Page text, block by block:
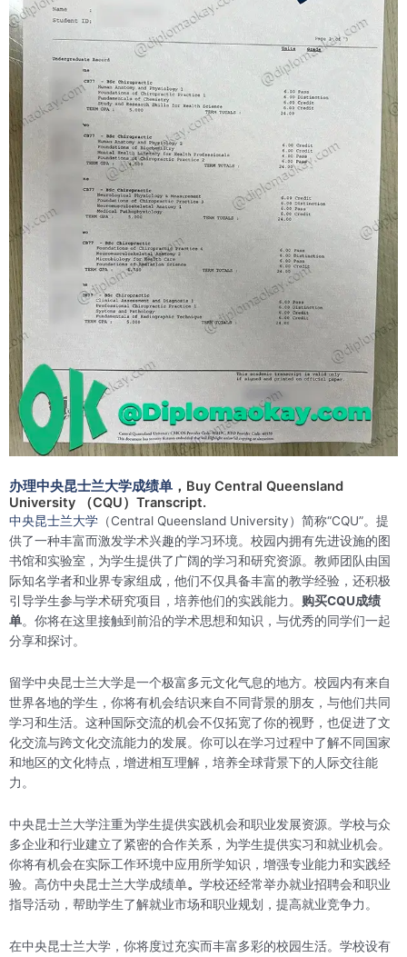
办理中央昆士兰大学成绩单 ，Buy Central Queensland
University （CQU）Transcript.
中央昆士兰大学 （Central Queensland University）简称“CQU”。提
供了一种丰富而激发学术兴趣的学习环境。校园内拥有先进设施的图
书馆和实验室，为学生提供了广阔的学习和研究资源。教师团队由国
际知名学者和业界专家组成，他们不仅具备丰富的教学经验，还积极
引导学生参与学术研究项目，培养他们的实践能力。 购买CQU成绩
单。你将在这里接触到前沿的学术思想和知识，与优秀的同学们一起
分享和探讨。
留学中央昆士兰大学是一个极富多元文化气息的地方。校园内有来自
世界各地的学生，你将有机会结识来自不同背景的朋友，与他们共同
学习和生活。这种国际交流的机会不仅拓宽了你的视野，也促进了文
化交流与跨文化交流能力的发展。你可以在学习过程中了解不同国家
和地区的文化特点，增进相互理解，培养全球背景下的人际交往能
力。
中央昆士兰大学注重为学生提供实践机会和职业发展资源。学校与众
多企业和行业建立了紧密的合作关系，为学生提供实习和就业机会。
你将有机会在实际工作环境中应用所学知识，增强专业能力和实践经
验。高仿中央昆士兰大学成绩单。 学校还经常举办就业招聘会和职业
指导活动，帮助学生了解就业市场和职业规划，提高就业竞争力。
在中央昆士兰大学，你将度过充实而丰富多彩的校园生活。学校设有